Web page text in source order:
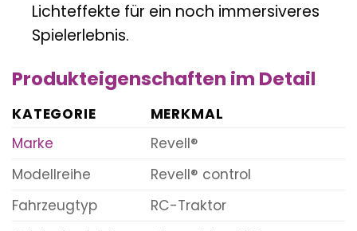
Lichteffekte für ein noch immersiveres
Spielerlebnis.
Produkteigenschaften im Detail
KATEGORIE
MERKMAL
Marke
Revell®
Modellreihe
Revell® control
Fahrzeugtyp
RC-Traktor